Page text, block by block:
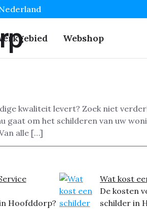
Webshop
kwaliteit levert? Zoek niet
om het schilderen van uw
alle […]
Hoofddorp?
Wat kost
De kosten
schilder in